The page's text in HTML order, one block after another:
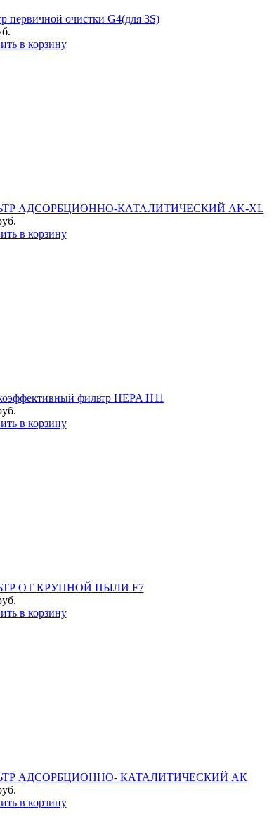
первичной очистки G4(для 3S)
в корзину
АДСОРБЦИОННО-КАТАЛИТИЧЕСКИЙ AK-XL
в корзину
фильтр НEPA H11
в корзину
ОТ КРУПНОЙ ПЫЛИ F7
в корзину
АДСОРБЦИОННО- КАТАЛИТИЧЕСКИЙ АК
в корзину